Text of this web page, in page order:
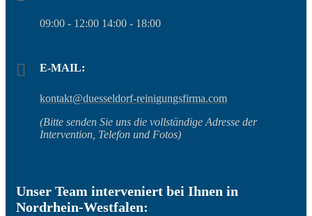
09:00 - 12:00 14:00 - 18:00
E-MAIL:
kontakt@duesseldorf-reinigungsfirma.com
(Bitte senden Sie uns die vollständige Adresse der
Intervention, Telefon und Fotos)
Unser Team interveniert bei Ihnen in
Nordrhein-Westfalen: